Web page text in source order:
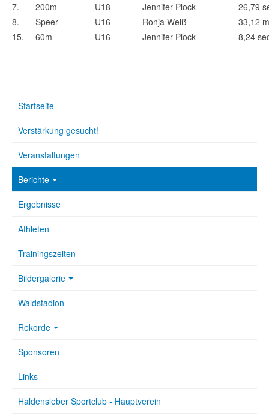
7.
200m U18 Jennifer Plock
26,79
8.
Speer U16 Ronja Weiß
33,12 m
15.
60m U16 Jennifer Plock 8,24
Startseite
Verstärkung gesucht!
Veranstaltungen
Berichte
Ergebnisse
Athleten
Trainingszeiten
Bildergalerie
Waldstadion
Rekorde
Sponsoren
Links
Haldensleber Sportclub - Hauptverein